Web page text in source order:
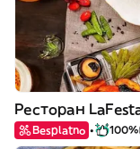
Ресторан
Besplatno 100%